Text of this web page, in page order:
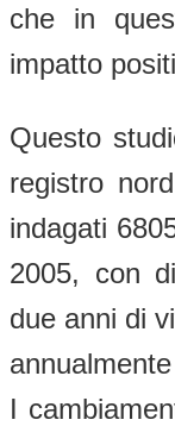
che in
impatto
Questo
registro
indagati
2005, con
due anni di
I